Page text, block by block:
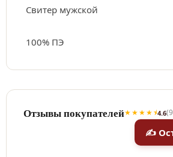
Свитер мужской
100% ПЭ
Отзывы покупателей★★★★⯨4.6
✍